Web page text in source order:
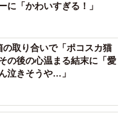
に「かわいすぎる！」
取り合いで「ポコスカ猫
後の心温まる結末に「愛
泣きそうや…」